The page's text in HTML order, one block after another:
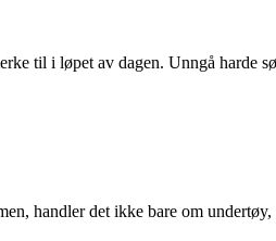
til i løpet av dagen. Unngå harde
handler det ikke bare om